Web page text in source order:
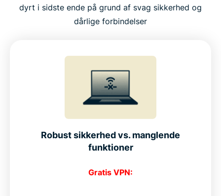
dyrt i sidste ende på grund af svag sikkerhed og
dårlige forbindelser
Robust sikkerhed vs. manglende
funktioner
Gratis VPN: